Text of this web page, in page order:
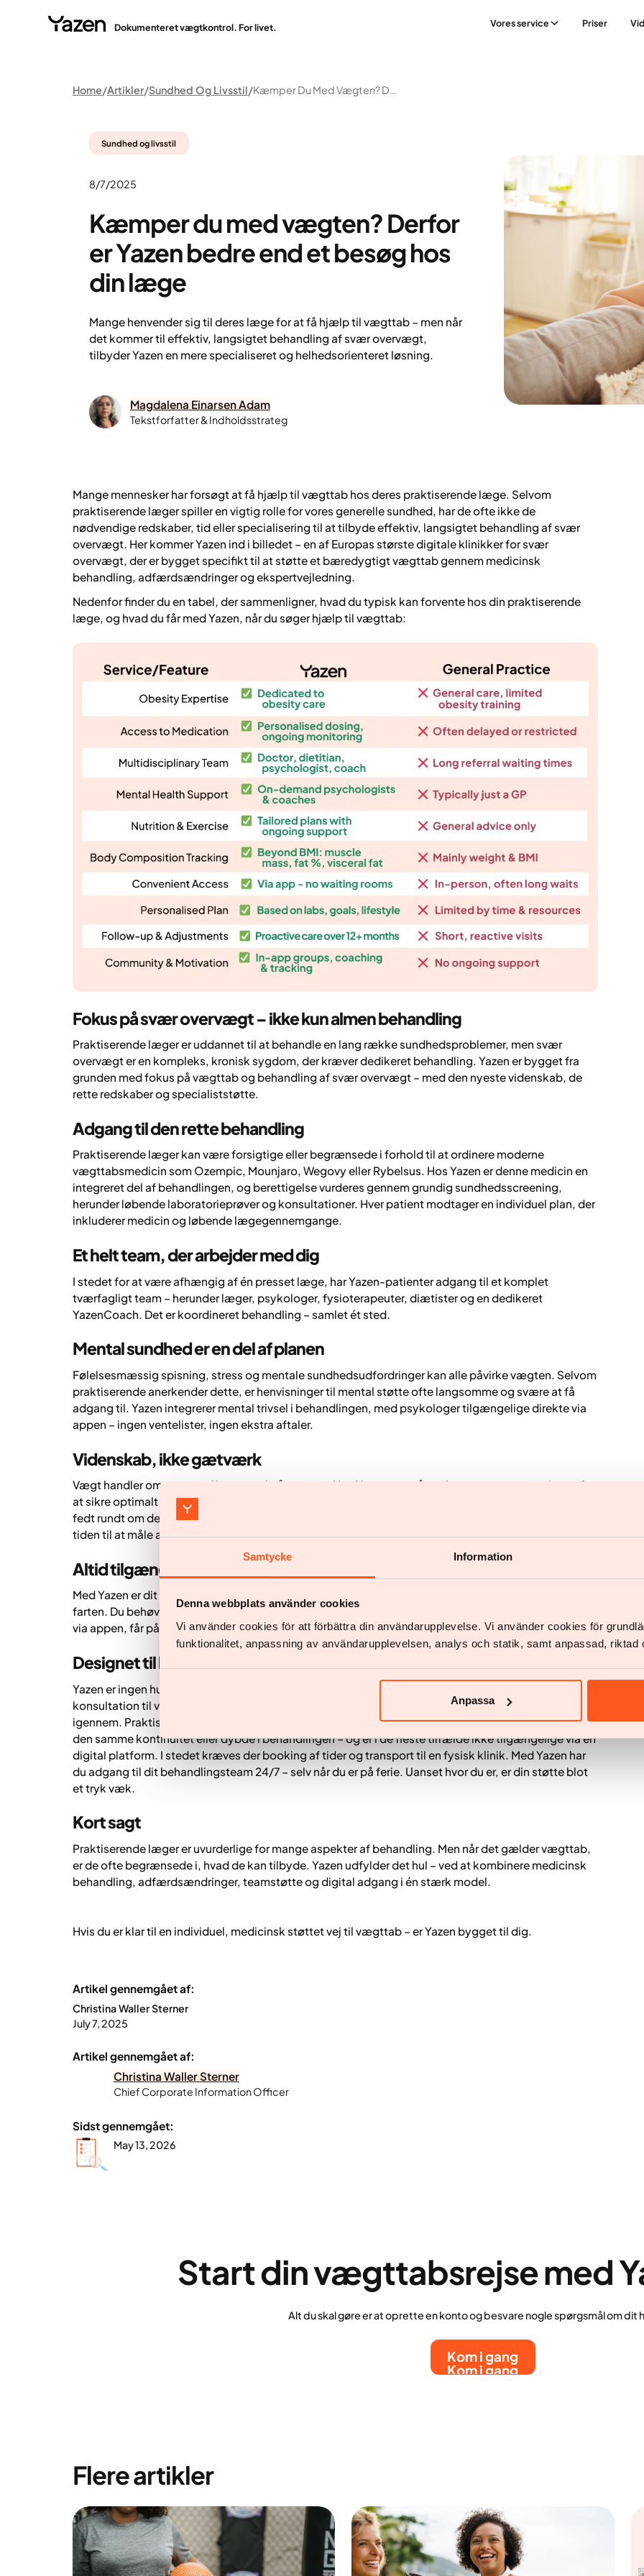
Samtycke Information
Denna webbplats använder cookies
Vi använder cookies för att förbättra din användarupplevelse. Vi använder cookies för
funktionalitet, anpassning av användarupplevelsen, analys och statik, samt anpassad, riktad
Anpassa
Dokumenteret vægtkontrol. For livet. Vores service Priser
Home Artikler Sundhed Og Livsstil Kæmper Du Med Vægten? Derfor Er Yazen Bedre End Et Besøg Hos Din Læge
Sundhed og livsstil
8/7/2025
Kæmper du med vægten? Derfor
er Yazen bedre end et besøg hos
din læge
Mange henvender sig til deres læge for at få hjælp til vægttab – men når
det kommer til effektiv, langsigtet behandling af svær overvægt,
tilbyder Yazen en mere specialiseret og helhedsorienteret løsning.
Magdalena Einarsen Adam
Tekstforfatter & Indholdsstrateg
Mange mennesker har forsøgt at få hjælp til vægttab hos deres praktiserende læge. Selvom
praktiserende læger spiller en vigtig rolle for vores generelle sundhed, har de ofte ikke de
nødvendige redskaber, tid eller specialisering til at tilbyde effektiv, langsigtet behandling af svær
overvægt. Her kommer Yazen ind i billedet – en af Europas største digitale klinikker for svær
overvægt, der er bygget specifikt til at støtte et bæredygtigt vægttab gennem medicinsk
behandling, adfærdsændringer og ekspertvejledning.
Nedenfor finder du en tabel, der sammenligner, hvad du typisk kan forvente hos din praktiserende
læge, og hvad du får med Yazen, når du søger hjælp til vægttab:
Fokus på svær overvægt – ikke kun almen behandling
Praktiserende læger er uddannet til at behandle en lang række sundhedsproblemer, men svær
overvægt er en kompleks, kronisk sygdom, der kræver dedikeret behandling. Yazen er bygget fra
grunden med fokus på vægttab og behandling af svær overvægt – med den nyeste videnskab, de
rette redskaber og specialiststøtte.
Adgang til den rette behandling
Praktiserende læger kan være forsigtige eller begrænsede i forhold til at ordinere moderne
vægttabsmedicin som Ozempic, Mounjaro, Wegovy eller Rybelsus. Hos Yazen er denne medicin en
integreret del af behandlingen, og berettigelse vurderes gennem grundig sundhedsscreening,
herunder løbende laboratorieprøver og konsultationer. Hver patient modtager en individuel plan, der
inkluderer medicin og løbende lægegennemgange.
Et helt team, der arbejder med dig
I stedet for at være afhængig af én presset læge, har Yazen-patienter adgang til et komplet
tværfagligt team – herunder læger, psykologer, fysioterapeuter, diætister og en dedikeret
YazenCoach. Det er koordineret behandling – samlet ét sted.
Mental sundhed er en del af planen
Følelsesmæssig spisning, stress og mentale sundhedsudfordringer kan alle påvirke vægten. Selvom
praktiserende anerkender dette, er henvisninger til mental støtte ofte langsomme og svære at få
adgang til. Yazen integrerer mental trivsel i behandlingen, med psykologer tilgængelige direkte via
appen – ingen ventelister, ingen ekstra aftaler.
Videnskab, ikke gætværk
Vægt handler om mere end bare et tal på vægten. Hos Yazen overvåges kropssammensætningen for
at sikre optimalt fedttab (og ikke muskeltab) og for at følge forbedringer i visceralt fedt – det farlige
fedt rundt om de indre organer. Praktiserende læger har typisk ikke redskaberne, uddannelsen eller
tiden til at måle andet end BMI, hvilket betyder, at vigtig information går tabt.
Altid tilgængelig, uanset hvor du er
Med Yazen er dit behandlingsteam tilgængeligt via din telefon – derhjemme, på arbejde eller på
farten. Du behøver ikke rejse, vente på tider eller jagte henvisninger. I stedet tjekker du jævnligt ind
via appen, får påmindelser, følger dine fremskridt og taler med dit team, når du har brug for støtte.
Designet til langsigtet succes
Yazen er ingen hurtig løsning. Det er et program bygget til varigt vægttab – fra den første
konsultation til vedligeholdelsesfasen. Patienter følges i mindst 12 måneder og støttes hele vejen
igennem. Praktiserende læger har på grund af begrænset tid og ressourcer ofte svært ved at tilbyde
den samme kontinuitet eller dybde i behandlingen – og er i de fleste tilfælde ikke tilgængelige via en
digital platform. I stedet kræves der booking af tider og transport til en fysisk klinik. Med Yazen har
du adgang til dit behandlingsteam 24/7 – selv når du er på ferie. Uanset hvor du er, er din støtte blot
et tryk væk.
Kort sagt
Praktiserende læger er uvurderlige for mange aspekter af behandling. Men når det gælder vægttab,
er de ofte begrænsede i, hvad de kan tilbyde. Yazen udfylder det hul – ved at kombinere medicinsk
behandling, adfærdsændringer, teamstøtte og digital adgang i én stærk model.
Hvis du er klar til en individuel, medicinsk støttet vej til vægttab – er Yazen bygget til dig.
Artikel gennemgået af:
Christina Waller Sterner
July 7, 2025
Artikel gennemgået af:
Christina Waller Sterner
Chief Corporate Information Officer
Sidst gennemgået:
May 13, 2026
Start din vægttabsrejse med
Alt du skal gøre er at oprette en konto og besvare nogle spørgsmål om dit
Kom i gang
Kom i gang
Flere artikler